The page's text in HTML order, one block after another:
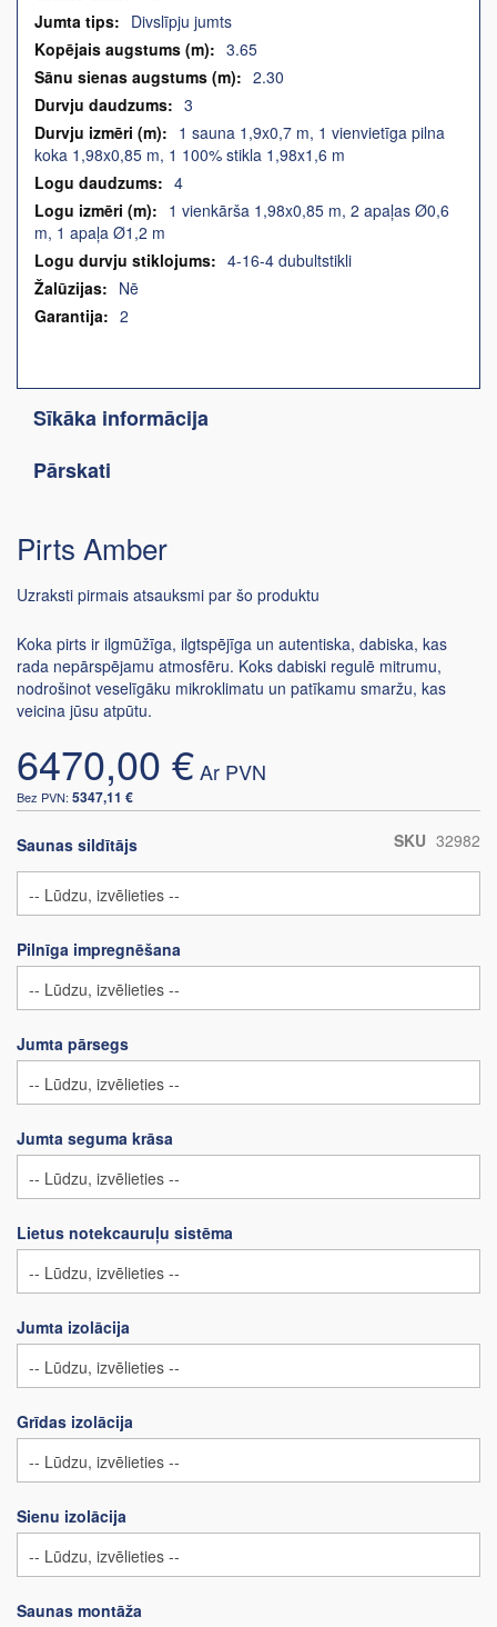
Pirts Amber
Uzraksti pirmais atsauksmi par šo produktu
Koka pirts ir ilgmūžīga, ilgtspējīga un autentiska, dabiska, kas
rada nepārspējamu atmosfēru. Koks dabiski regulē mitrumu,
nodrošinot veselīgāku mikroklimatu un patīkamu smaržu, kas
veicina jūsu atpūtu.
6470,00 €
5347,11 €
SKU 32982
Saunas sildītājs
Pilnīga impregnēšana
Jumta pārsegs
Jumta seguma krāsa
Lietus notekcauruļu sistēma
Jumta izolācija
Grīdas izolācija
Sienu izolācija
Saunas montāža
Divslīpju jumts
3.65
2.30
3
1 sauna 1,9x0,7 m, 1 vienvietīga pilna
koka 1,98x0,85 m, 1 100% stikla 1,98x1,6 m
4
1 vienkārša 1,98x0,85 m, 2 apaļas Ø0,6
m, 1 apaļa Ø1,2 m
4-16-4 dubultstikli
Nē
2
Sīkāka informācija
Pārskati